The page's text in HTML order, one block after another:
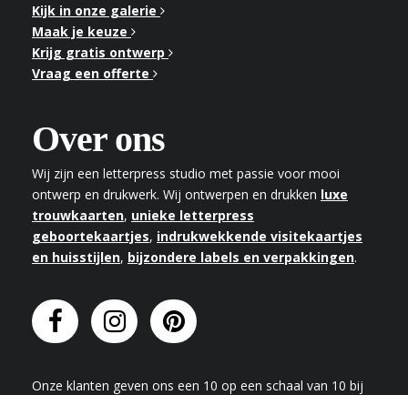
Kijk in onze galerie
Maak je keuze
Krijg gratis ontwerp
Vraag een offerte
Over ons
Wij zijn een letterpress studio met passie voor mooi
ontwerp en drukwerk. Wij ontwerpen en drukken luxe
trouwkaarten, unieke letterpress
geboortekaartjes, indrukwekkende visitekaartjes
en huisstijlen, bijzondere labels en verpakkingen.
Onze klanten geven ons een 10 op een schaal van 10 bij